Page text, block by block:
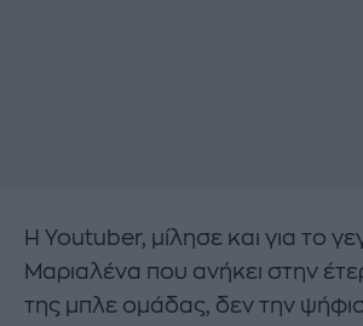
Η Youtuber, μίλησε και για το
Μαριαλένα που ανήκει στην
της μπλε ομάδας, δεν την